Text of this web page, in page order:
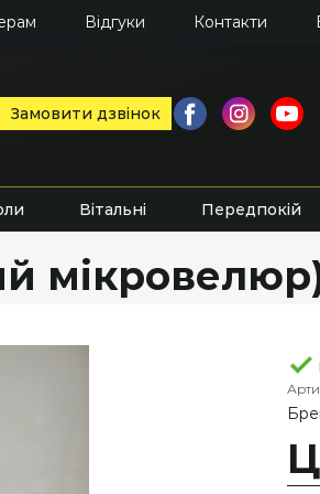
Відгуки Контакти
Замовити дзвінок
Вітальні Передпокій